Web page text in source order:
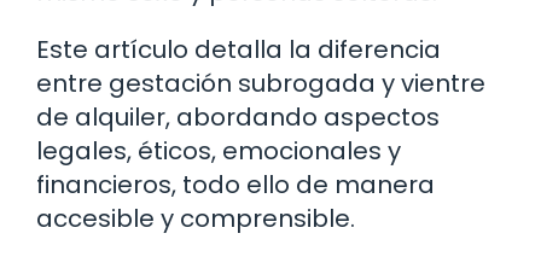
Este artículo detalla la diferencia
entre gestación subrogada y vientre
de alquiler, abordando aspectos
legales, éticos, emocionales y
financieros, todo ello de manera
accesible y comprensible.